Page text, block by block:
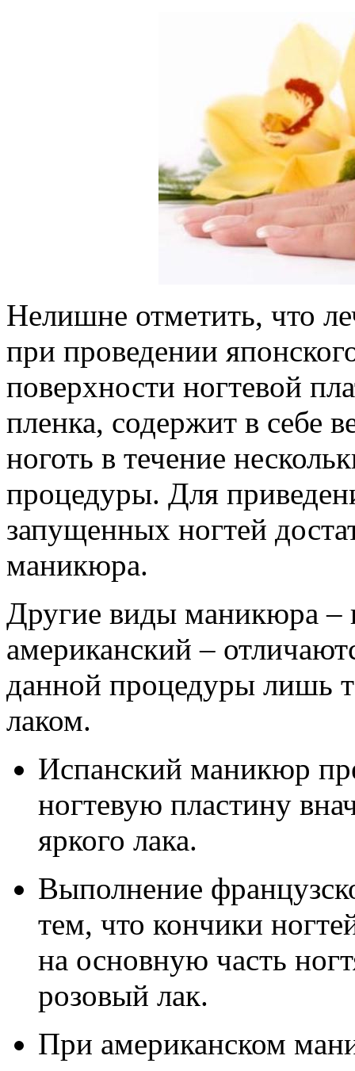
Нелишне отметить, что
при проведении
поверхности ногтевой
пленка, содержит в себе
ноготь в течение
процедуры. Для
запущенных ногтей
маникюра.
Другие виды маникюра –
американский –
данной процедуры лишь
лаком.
Испанский маникюр
ногтевую пластину
яркого лака.
Выполнение
тем, что кончики
на основную часть
розовый лак.
При американском